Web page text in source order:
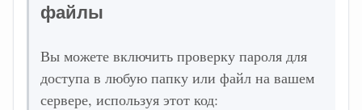
файлы
Вы можете включить проверку пароля для
доступа в любую папку или файл на вашем
сервере, используя этот код: